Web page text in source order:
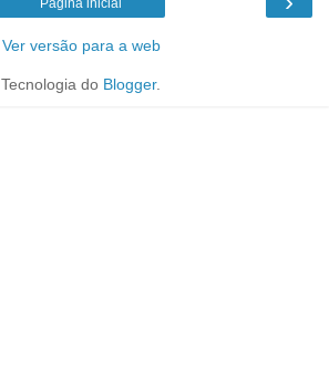
Página inicial
Ver versão para a web
Tecnologia do Blogger.